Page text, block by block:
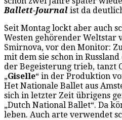
Ballett-Journal ist da
Seit Montag lockt aber auch
Westen gehörender Weltstar
Smirnova, vor den Monitor:
mit dem sie schon in
der Begeisterung trieb, tanzt
„Giselle“ in der Produktion
Het Nationale Ballet aus
sich in letzter Zeit übrigens
„Dutch National Ballet“. Da
leben. Auch arte verwendet